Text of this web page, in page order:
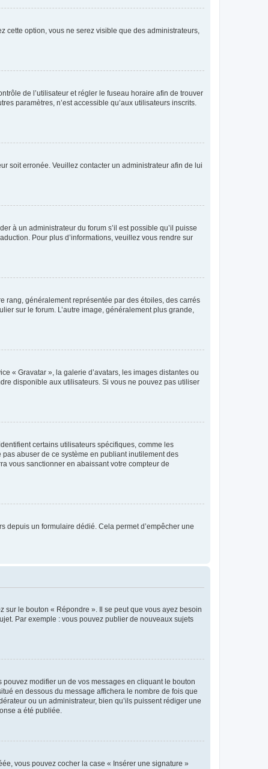
cette option, vous ne serez visible que des administrateurs,
de l’utilisateur et régler le fuseau horaire afin de trouver
paramètres, n’est accessible qu’aux utilisateurs inscrits.
soit erronée. Veuillez contacter un administrateur afin de lui
à un administrateur du forum s’il est possible qu’il puisse
Pour plus d’informations, veuillez vous rendre sur
rang, généralement représentée par des étoiles, des carrés
sur le forum. L’autre image, généralement plus grande,
« Gravatar », la galerie d’avatars, les images distantes ou
disponible aux utilisateurs. Si vous ne pouvez pas utiliser
certains utilisateurs spécifiques, comme les
abuser de ce système en publiant inutilement des
vous sanctionner en abaissant votre compteur de
depuis un formulaire dédié. Cela permet d’empêcher une
le bouton « Répondre ». Il se peut que vous ayez besoin
Par exemple : vous pouvez publier de nouveaux sujets
modifier un de vos messages en cliquant le bouton
en dessous du message affichera le nombre de fois que
ou un administrateur, bien qu’ils puissent rédiger une
a été publiée.
vous pouvez cocher la case « Insérer une signature »